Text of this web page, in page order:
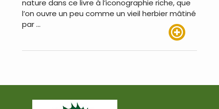
nature dans ce livre à l’iconographie riche, que
l’on ouvre un peu comme un vieil herbier mâtiné
par …